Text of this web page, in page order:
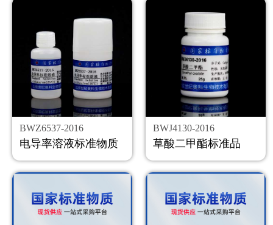
BWZ6537-2016
电导率溶液标准物质
BWJ4130-2016
草酸二甲酯标准品
公司主页
购物车
会员中心
联系我们
返回主页